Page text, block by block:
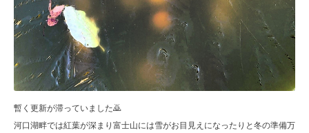
暫く更新が滞っていました🙇
河口湖畔では紅葉が深まり富士山には雪がお目見えになったりと冬の準備万